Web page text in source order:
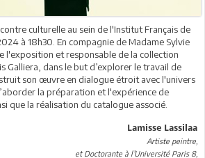
culturelle au sein de l'Institut Français de
à 18h30. En compagnie de Madame Sylvie
l'exposition et responsable de la collection
Galliera, dans le but d’explorer le travail de
son œuvre en dialogue étroit avec l'univers
la préparation et l'expérience de
que la réalisation du catalogue associé.
Lamisse Lassilaa
Artiste peintre,
et Doctorante à l’Université Paris 8,